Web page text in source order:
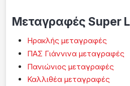
Μεταγραφές Super
Ηρακλής μεταγραφές
ΠΑΣ Γιάννινα μεταγραφές
Πανιώνιος μεταγραφές
Καλλιθέα μεταγραφές